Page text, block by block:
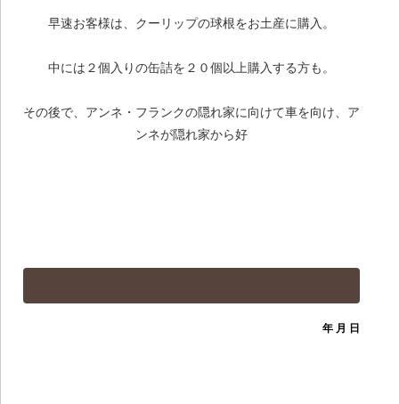
早速お客様は、クーリップの球根をお土産に購入。
中には２個入りの缶詰を２０個以上購入する方も。
その後で、アンネ・フランクの隠れ家に向けて車を向け、ア
ンネが隠れ家から好
年 月 日